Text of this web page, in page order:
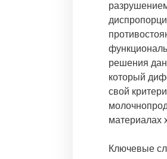
решения
который
свой
материалах
Ключевые